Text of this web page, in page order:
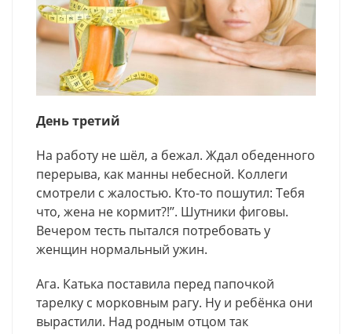
День третий
На работу не шёл, а бежал. Ждал обеденного
перерыва, как манны небесной. Коллеги
смотрели с жалостью. Кто-то пошутил: Тебя
что, жена не кормит?!’’. Шутники фиговы.
Вечером тесть пытался потребовать у
женщин нормальный ужин.
Ага. Катька поставила перед папочкой
тарелку с морковным рагу. Ну и ребёнка они
вырастили. Над родным отцом так